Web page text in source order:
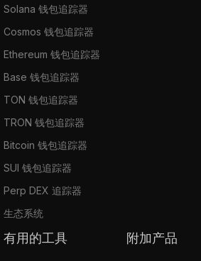
Solana 钱包追踪器
Cosmos 钱包追踪器
Ethereum 钱包追踪器
Base 钱包追踪器
TON 钱包追踪器
TRON 钱包追踪器
Bitcoin 钱包追踪器
SUI 钱包追踪器
Perp DEX 追踪器
生态系统
有用的工具 附加产品